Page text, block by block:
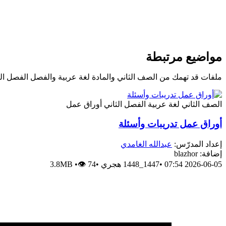
مواضيع مرتبطة
ملفات قد تهمك من الصف الثاني والمادة لغة عربية والفصل الفصل
الصف الثاني لغة عربية الفصل الثاني أوراق عمل
أوراق عمل تدريبات وأسئلة
إعداد المدرّس: عبدالله الغامدي
إضافة: blazhor
2026-06-05 07:54
•1447_1448 هجري •
3.8MB •👁 74